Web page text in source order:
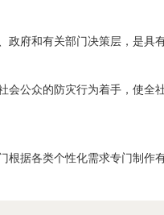
府和有关部门决策层，是具
公众的防灾行为着手，使全
据各类个性化需求专门制作